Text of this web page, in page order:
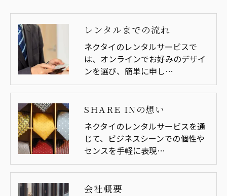
レンタルまでの流れ
ネクタイのレンタルサービスで
は、オンラインでお好みのデザイ
ンを選び、簡単に申し…
SHARE INの想い
ネクタイのレンタルサービスを通
じて、ビジネスシーンでの個性や
センスを手軽に表現…
会社概要